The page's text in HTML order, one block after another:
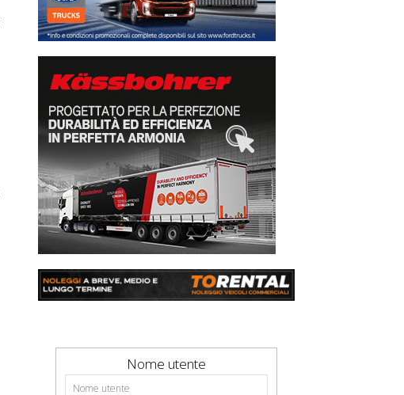
Nome utente